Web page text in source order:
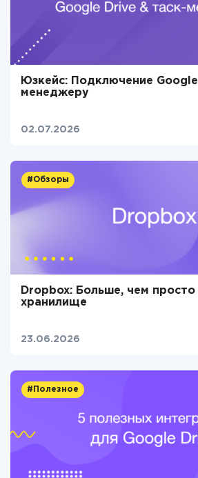
Юзкейс: Подключение
менеджеру
02.07.2026
#Обзоры
Dropbox: Больше, чем просто
хранилище
23.06.2026
#Полезное